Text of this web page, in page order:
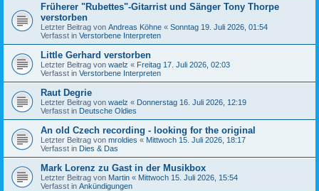
Früherer "Rubettes"-Gitarrist und Sänger Tony Thorpe
verstorben
Letzter Beitrag von Andreas Köhne « Sonntag 19. Juli 2026, 01:54
Verfasst in Verstorbene Interpreten
Little Gerhard verstorben
Letzter Beitrag von waelz « Freitag 17. Juli 2026, 02:03
Verfasst in Verstorbene Interpreten
Raut Degrie
Letzter Beitrag von waelz « Donnerstag 16. Juli 2026, 12:19
Verfasst in Deutsche Oldies
An old Czech recording - looking for the original
Letzter Beitrag von mroldies « Mittwoch 15. Juli 2026, 18:17
Verfasst in Dies & Das
Mark Lorenz zu Gast in der Musikbox
Letzter Beitrag von Martin « Mittwoch 15. Juli 2026, 15:54
Verfasst in Ankündigungen